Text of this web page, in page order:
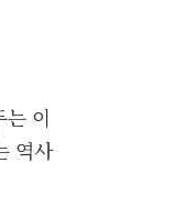
는 이
역사